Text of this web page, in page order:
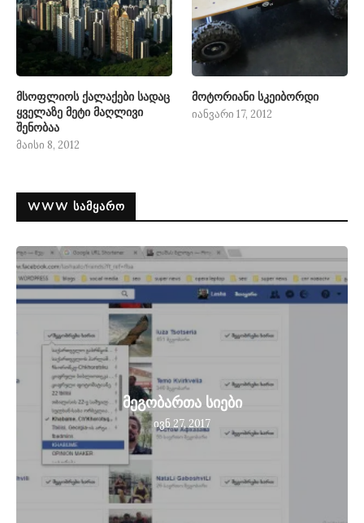
მსოფლიოს ქალაქები სადაც
ყველაზე მეტი მაღლივი
შენობაა
მაისი 8, 2012
მოტორიანი სკეიბორდი
იანვარი 17, 2012
WWW ᲡᲐᲛᲧᲐᲠᲝ
მეგობართა სიები
ივნ 27, 2017